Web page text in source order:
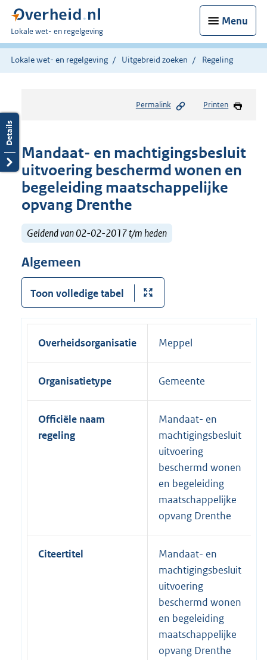
Menu
U
bent
hier:
Lokale wet- en regelgeving
Lokale wet- en regelgeving Uitgebreid zoeken Regeling
Permalink Printen
Mandaat- en machtigingsbesluit
uitvoering beschermd wonen en
begeleiding maatschappelijke
opvang Drenthe
Geldend van 02-02-2017 t/m heden
Algemeen
Toon volledige tabel
Overheidsorganisatie Meppel
Organisatietype Gemeente
Officiële naam
regeling
Mandaat- en
machtigingsbesluit
uitvoering
beschermd wonen
en begeleiding
maatschappelijke
opvang Drenthe
Citeertitel
Mandaat- en
machtigingsbesluit
uitvoering
beschermd wonen
en begeleiding
maatschappelijke
opvang Drenthe